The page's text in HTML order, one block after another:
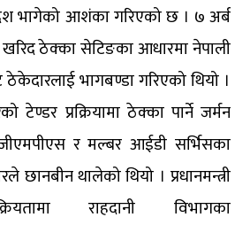
भागेको आशंका गरिएको छ । ७ अर्ब
खरिद ठेक्का सेटिङका आधारमा नेपाली
भागबण्डा गरिएको थियो ।
टेण्डर प्रक्रियामा ठेक्का पार्ने जर्मन
र मल्बर आईडी सर्भिसका
छानबीन थालेको थियो । प्रधानमन्त्री
राहदानी विभागका